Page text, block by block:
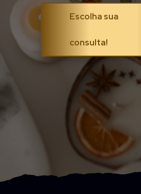
Escolha sua
consulta!